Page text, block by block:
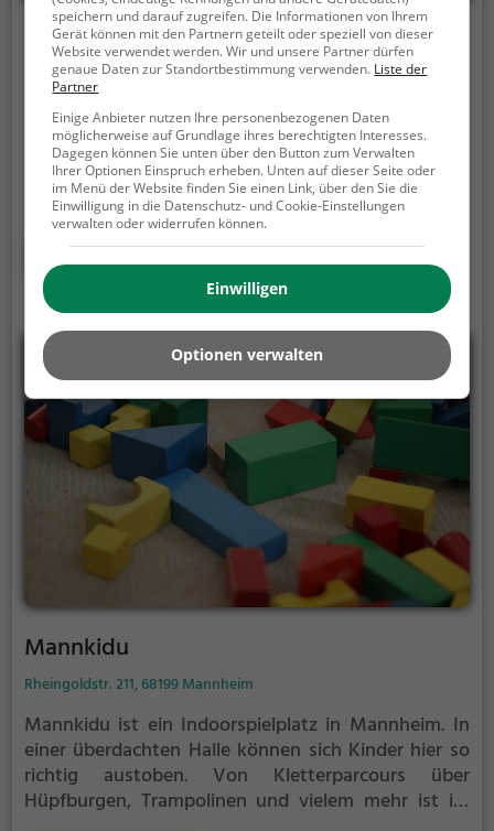
Happy Kids
Wasserturmstr. 52, 69214 Eppelheim
Happy Kids ist ein Indoorspielplatz in Eppelheim.
einer überdachten Halle können sich Kinder hier so
richtig austoben. Von Kletterparcours über
Hüpfburgen, Trampolinen und vielem mehr ist im
Happy Kids für jeden etwas dabei. Indoorspielplätze
bzw. Hallenspielplätze sind ein tolles Ausflugsziel für
schlechtes Wetter, denn in der überdachten Halle
kann auch bei Regen, Schnee oder extremer Hitze
gespielt werden. Happy Kids eignet sich außerdem
besonders gut, um einen Kindergeburtstag zu
veranstalten. Auf den abwechslungsreichen
Parcours wird es weder dem Geburtstagskind, noch
den Gästen so schnell langweilig.
Mehr erfahren
Mannkidu
Rheingoldstr. 211, 68199 Mannheim
Mannkidu ist ein Indoorspielplatz in Mannheim. In
einer überdachten Halle können sich Kinder hier so
richtig austoben. Von Kletterparcours über
Hüpfburgen, Trampolinen und vielem mehr ist im
speichern und darauf zugreifen. Die Informationen von Ihrem
Gerät können mit den Partnern geteilt oder speziell von dieser
Website verwendet werden. Wir und unsere Partner dürfen
genaue Daten zur Standortbestimmung verwenden. Liste der
Partner
Einige Anbieter nutzen Ihre personenbezogenen Daten
möglicherweise auf Grundlage ihres berechtigten Interesses.
Dagegen können Sie unten über den Button zum Verwalten
Ihrer Optionen Einspruch erheben. Unten auf dieser Seite oder
im Menü der Website finden Sie einen Link, über den Sie die
Einwilligung in die Datenschutz- und Cookie-Einstellungen
verwalten oder widerrufen können.
Einwilligen
Optionen verwalten